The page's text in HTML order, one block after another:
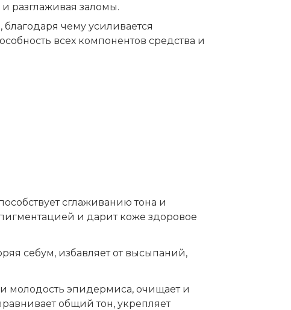
разглаживая заломы.
чему усиливается
всех компонентов средства и
сглаживанию тона и
и дарит коже здоровое
себум, избавляет от высыпаний,
молодость эпидермиса, очищает и
общий тон, укрепляет